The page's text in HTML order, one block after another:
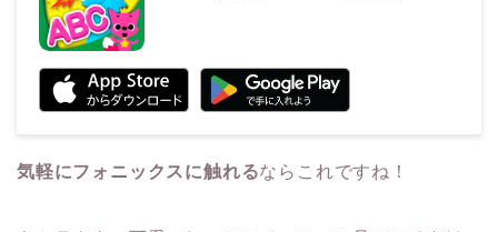
気軽にフォニックスに触れるならこれですね！